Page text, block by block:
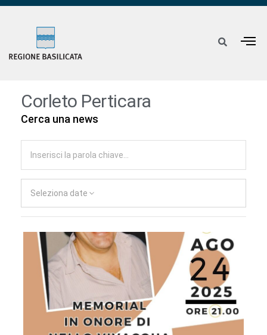
Corleto Perticara
Cerca una news
Seleziona date